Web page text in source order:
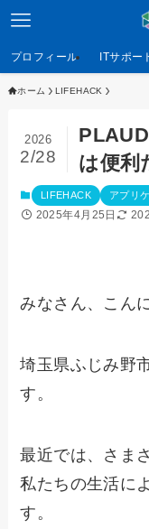
プロフィール ITサポー
ホーム LIFEHACK
は便利
2026
2/28
LIFEHACK アプリ
2025年4月25日
みなさん、こん
埼玉県ふじみ野
す。
最近では、さま
私たちの生活に
す。